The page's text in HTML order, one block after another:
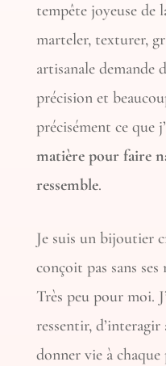
tempête joyeuse de
marteler, texturer,
artisanale demande
précision et
précisément ce que
matière pour faire
ressemble.
Je suis un bijoutier
conçoit pas sans
Très peu pour moi.
ressentir,
donner vie à chaque